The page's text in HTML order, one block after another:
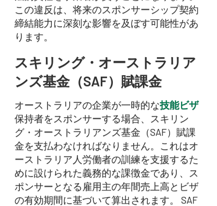
この違反は、将来のスポンサーシップ契約
締結能力に深刻な影響を及ぼす可能性があ
ります。
スキリング・オーストラリア
ンズ基金（SAF）賦課金
オーストラリアの企業が一時的な技能ビザ
保持者をスポンサーする場合、スキリン
グ・オーストラリアンズ基金（SAF）賦課
金を支払わなければなりません。これはオ
ーストラリア人労働者の訓練を支援するた
めに設けられた義務的な課徴金であり、ス
ポンサーとなる雇用主の年間売上高とビザ
の有効期間に基づいて算出されます。 SAF